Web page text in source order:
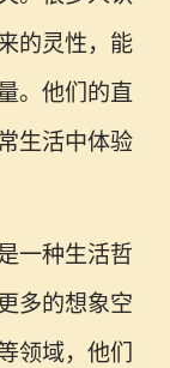
的灵性，能
。他们的直
生活中体验
一种生活哲
多的想象空
领域，他们